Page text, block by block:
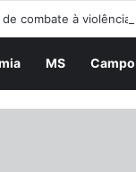
combate à violência
MS